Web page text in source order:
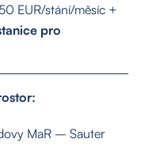
EUR/stání/měsíc +
pro
MaR – Sauter